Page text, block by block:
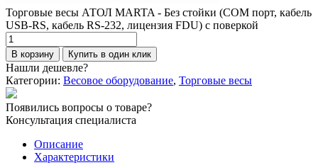
Торговые весы АТОЛ MARTA - Без стойки (СОМ порт, кабель
USB-RS, кабель RS-232, лицензия FDU) с поверкой
Количество
товара
Торговые
весы
АТОЛ
MARTA
-
Без
стойки
(СОМ
В корзину Купить в один клик
Нашли дешевле?
Категории: Весовое оборудование, Торговые весы
Появились вопросы о товаре?
Консультация специалиста
Описание
Характеристики